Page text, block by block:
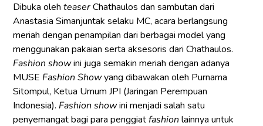
Dibuka olehteaserChathaulos dan sambutan dari
Anastasia Simanjuntak selaku MC, acara berlangsung
meriah dengan penampilan dari berbagai model yang
menggunakan pakaian serta aksesoris dari Chathaulos.
Fashion showini juga semakin meriah dengan adanya
MUSE Fashion Showyang dibawakan oleh Purnama
Sitompul, Ketua Umum JPI (Jaringan Perempuan
Indonesia). Fashion showini menjadi salah satu
penyemangat bagi para penggiatfashion lainnya untuk